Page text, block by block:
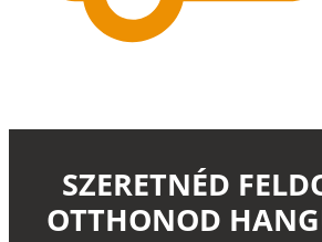
SZERETNÉD
OTTHONOD